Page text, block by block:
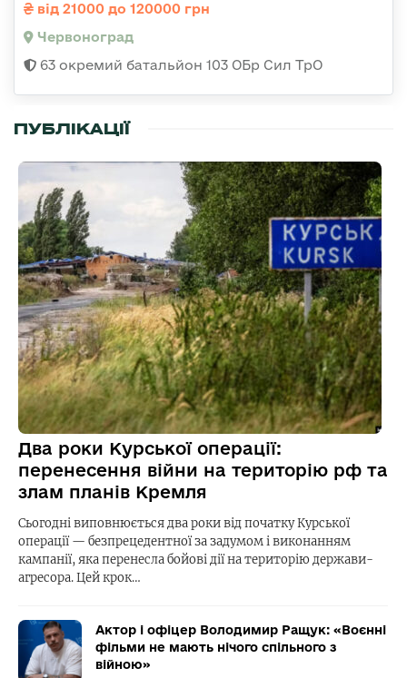
від 21000 до 120000 грн
Червоноград
63 окремий батальйон 103 ОБр Сил ТрО
ПУБЛІКАЦІЇ
Два роки Курської операції:
перенесення війни на територію рф та
злам планів Кремля
Сьогодні виповнюється два роки від початку Курської
операції — безпрецедентної за задумом і виконанням
кампанії, яка перенесла бойові дії на територію держави-
агресора. Цей крок…
Актор і офіцер Володимир Ращук: «Воєнні
фільми не мають нічого спільного з
війною»